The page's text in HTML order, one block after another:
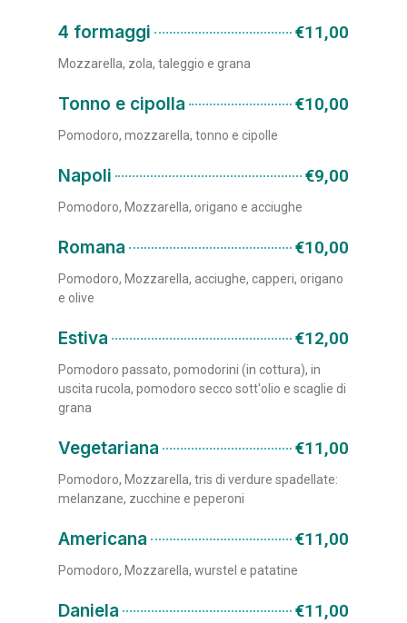
4 formaggi €11,00
Mozzarella, zola, taleggio e grana
Tonno e cipolla €10,00
Pomodoro, mozzarella, tonno e cipolle
Napoli €9,00
Pomodoro, Mozzarella, origano e acciughe
Romana €10,00
Pomodoro, Mozzarella, acciughe, capperi, origano
e olive
Estiva €12,00
Pomodoro passato, pomodorini (in cottura), in
uscita rucola, pomodoro secco sott'olio e scaglie di
grana
Vegetariana €11,00
Pomodoro, Mozzarella, tris di verdure spadellate:
melanzane, zucchine e peperoni
Americana €11,00
Pomodoro, Mozzarella, wurstel e patatine
Daniela €11,00